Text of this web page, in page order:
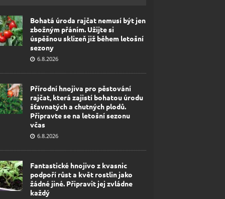
Bohatá úroda rajčat nemusí být jen
zbožným přáním. Užijte si
úspěšnou sklizeň již během letošní
sezony
6.8.2026
Přírodní hnojiva pro pěstování
rajčat, která zajistí bohatou úrodu
šťavnatých a chutných plodů.
Připravte se na letošní sezonu
včas
6.8.2026
Fantastické hnojivo z kvasnic
podpoří růst a květ rostlin jako
žádné jiné. Připravit jej zvládne
každý